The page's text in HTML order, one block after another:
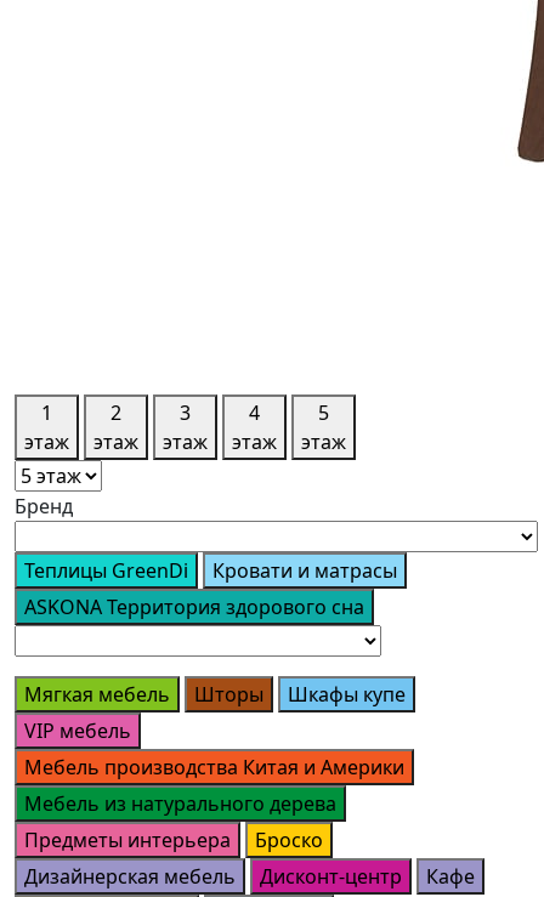
1
этаж
2
этаж
3
этаж
4
этаж
5
этаж
Бренд
Теплицы GreenDi
Кровати и матрасы
ASKONA Территория здорового сна
Мягкая мебель Шторы
Шкафы купе
VIP мебель
Мебель производства Китая и Америки
Мебель из натурального дерева
Предметы интерьера
Броско
Дизайнерская мебель
Дисконт-центр
Кафе